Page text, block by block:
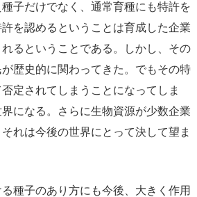
子だけでなく、通常育種にも特許を
を認めるということは育成した企業
るということである。しかし、その
歴史的に関わってきた。でもその特
定されてしまうことになってしま
になる。さらに生物資源が少数企業
れは今後の世界にとって決して望ま
種子のあり方にも今後、大きく作用